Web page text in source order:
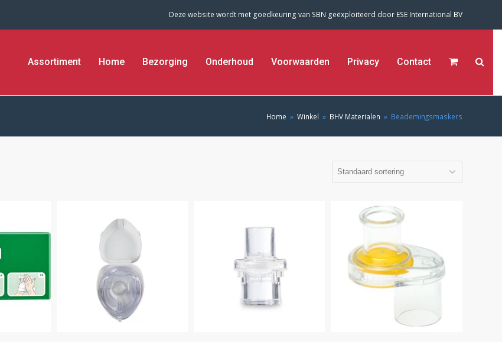
Deze website wordt met goedkeuring van SBN geëxploiteerd door ESE International BV
Assortiment Home Bezorging Onderhoud Voorwaarden Privacy Contact
Home » Winkel » BHV Materialen » Beademingsmaskers